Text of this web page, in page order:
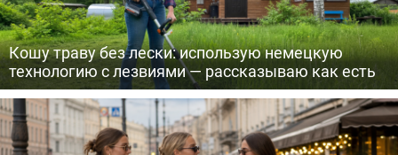
Кошу траву без лески: использую немецкую
технологию с лезвиями — рассказываю как есть